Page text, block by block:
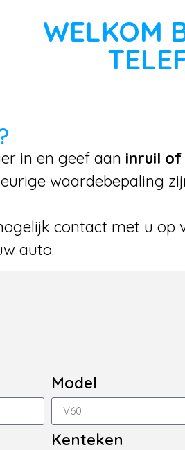
WELKOM
in en geef aan inruil of
waardebepaling
contact met u op
auto.
Model
Kenteken